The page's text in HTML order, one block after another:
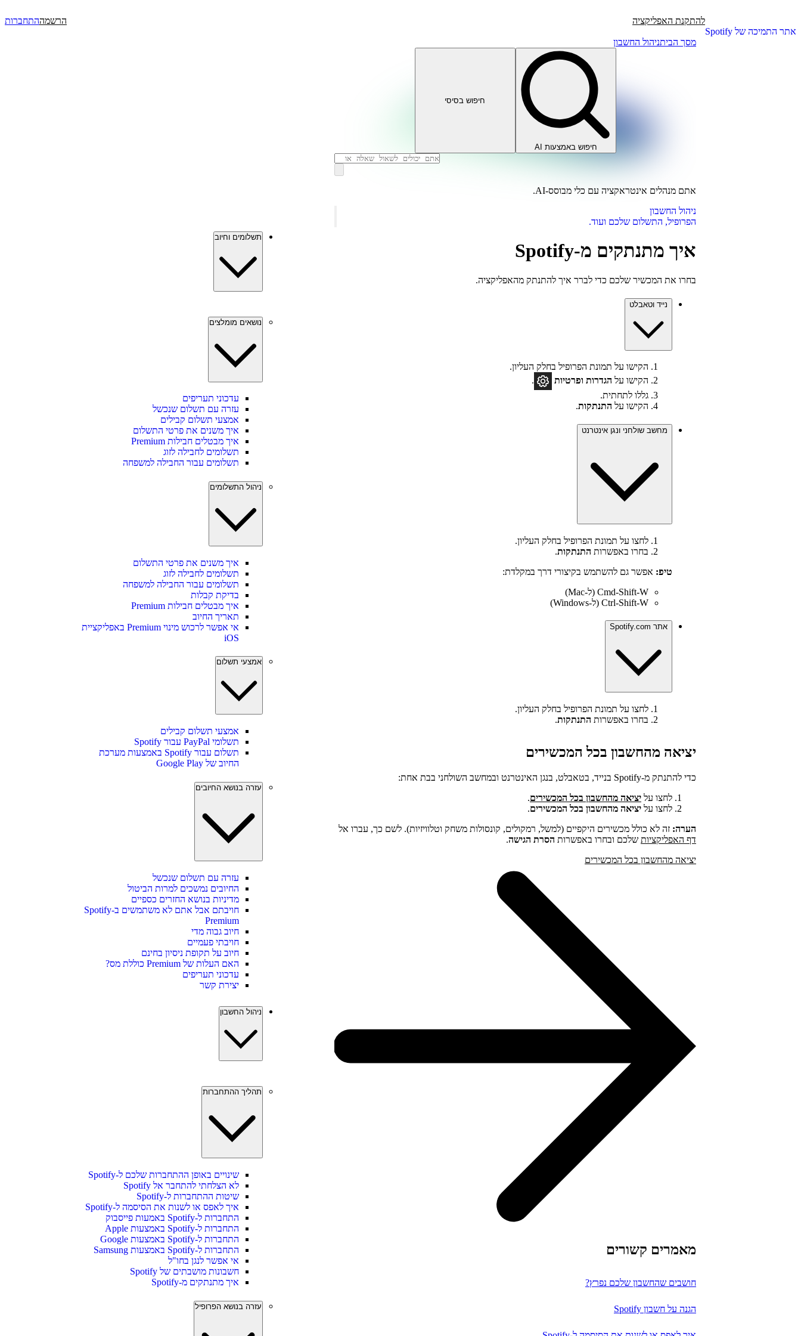
אתר התמיכה של Spotify
להתקנת האפליקציה הרשמההתחברות
מסך הביתניהול החשבון
חיפוש באמצעות AI
חיפוש בסיסי
אתם מנהלים אינטראקציה עם כלי מבוסס-AI.
ניהול החשבון
הפרופיל, התשלום שלכם ועוד.
איך מתנתקים מ-Spotify
בחרו את המכשיר שלכם כדי לברר איך להתנתק מהאפליקציה.
נייד וטאבלט
הקישו על תמונת הפרופיל בחלק העליון.
הקישו על הגדרות ופרטיות
.
גללו לתחתית.
הקישו על התנתקות.
מחשב שולחני ונגן אינטרנט
לחצו על תמונת הפרופיל בחלק העליון.
בחרו באפשרות התנתקות.
טיפ: אפשר גם להשתמש בקיצורי דרך במקלדת:
Cmd-Shift-W (ל-Mac)
Ctrl-Shift-W (ל-Windows)
אתר Spotify.com
לחצו על תמונת הפרופיל בחלק העליון.
בחרו באפשרות התנתקות.
יציאה מהחשבון בכל המכשירים
כדי להתנתק מ-Spotify בנייד, בטאבלט, בנגן האינטרנט ובמחשב השולחני בבת אחת:
לחצו על יציאה מהחשבון בכל המכשירים.
לחצו על יציאה מהחשבון בכל המכשירים.
הערה: זה לא כולל מכשירים היקפיים (למשל, רמקולים, קונסולות משחק וטלוויזיות). לשם כך, עברו אל
דף האפליקציות שלכם ובחרו באפשרות הסרת הגישה.
יציאה מהחשבון בכל המכשירים
מאמרים קשורים
חושבים שהחשבון שלכם נפרץ?
הגנה על חשבון Spotify
תשלומים וחיוב
נושאים מומלצים
עדכוני תעריפים
עזרה עם תשלום שנכשל
אמצעי תשלום קבילים
איך משנים את פרטי התשלום
איך מבטלים חבילות Premium
תשלומים לחבילה לזוג
תשלומים עבור החבילה למשפחה
ניהול התשלומים
איך משנים את פרטי התשלום
תשלומים לחבילה לזוג
תשלומים עבור החבילה למשפחה
בדיקת קבלות
איך מבטלים חבילות Premium
תאריך החיוב
אי אפשר לרכוש מינוי Premium באפליקציית
iOS
אמצעי תשלום
אמצעי תשלום קבילים
תשלומי PayPal עבור Spotify
תשלום עבור Spotify באמצעות מערכת
החיוב של Google Play
עזרה בנושא החיובים
עזרה עם תשלום שנכשל
החיובים נמשכים למרות הביטול
מדיניות בנושא החזרים כספיים
חויבתם אבל אתם לא משתמשים ב-Spotify
Premium
חיוב גבוה מדי
חויבתי פעמיים
חיוב על תקופת ניסיון בחינם
האם העלות של Premium כוללת מס?
עדכוני תעריפים
יצירת קשר
ניהול החשבון
תהליך ההתחברות
שינויים באופן ההתחברות שלכם ל-Spotify
לא הצלחתי להתחבר אל Spotify
שיטות ההתחברות ל-Spotify
איך לאפס או לשנות את הסיסמה ל-Spotify
התחברות ל-Spotify באמעות פייסבוק
התחברות ל-Spotify באמצעות Apple
התחברות ל-Spotify באמצעות Google
התחברות ל-Spotify באמצעות Samsung
אי אפשר לנגן בחו"ל
חשבונות מושבתים של Spotify
איך מתנתקים מ-Spotify
עזרה בנושא הפרופיל